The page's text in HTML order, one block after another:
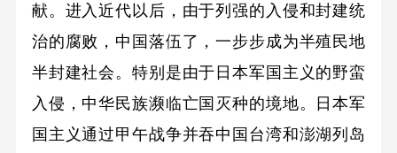
献。进入近代以后，由于列强的入侵和封建统
治的腐败，中国落伍了，一步步成为半殖民地
半封建社会。特别是由于日本军国主义的野蛮
入侵，中华民族濒临亡国灭种的境地。日本军
国主义通过甲午战争并吞中国台湾和澎湖列岛